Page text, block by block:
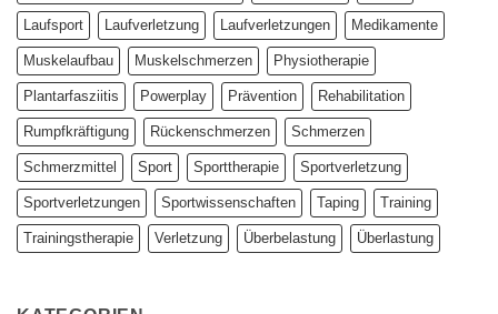
Laufsport Laufverletzung Laufverletzungen Medikamente
Muskelaufbau Muskelschmerzen Physiotherapie
Plantarfasziitis Powerplay Prävention Rehabilitation
Rumpfkräftigung Rückenschmerzen Schmerzen
Schmerzmittel Sport Sporttherapie Sportverletzung
Sportverletzungen Sportwissenschaften Taping Training
Trainingstherapie Verletzung Überbelastung Überlastung